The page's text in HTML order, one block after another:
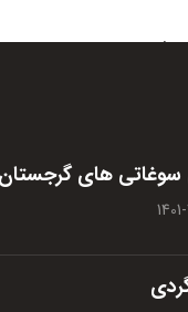
سوغاتی های گرجستان